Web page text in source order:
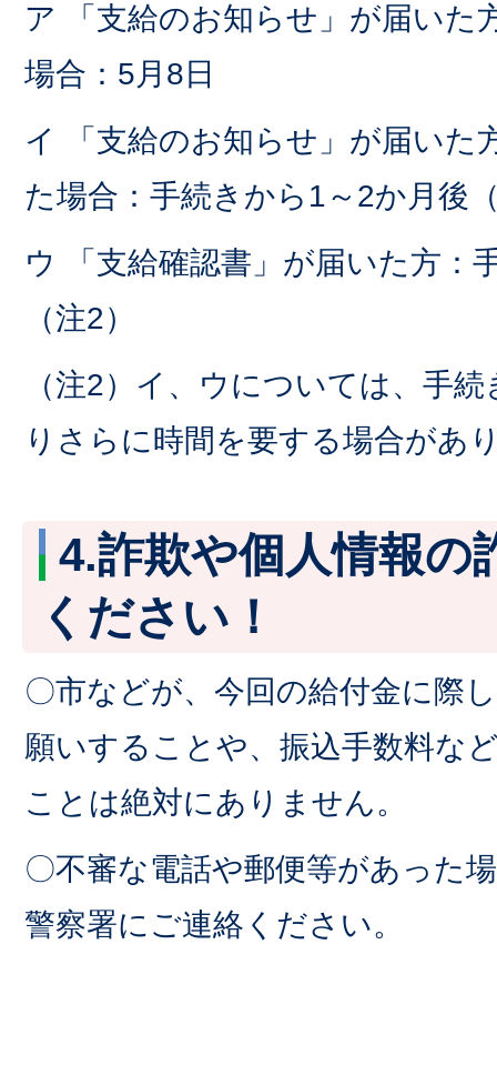
ア 「支給のお知らせ」が届いた
場合：5月8日
イ 「支給のお知らせ」が届いた
た場合：手続きから1～2か月後
ウ 「支給確認書」が届いた方：
（注2）
（注2）イ、ウについては、手
りさらに時間を要する場合があ
4.詐欺や個人情報の
ください！
〇市などが、今回の給付金に際
願いすることや、振込手数料な
ことは絶対にありません。
〇不審な電話や郵便等があった
警察署にご連絡ください。